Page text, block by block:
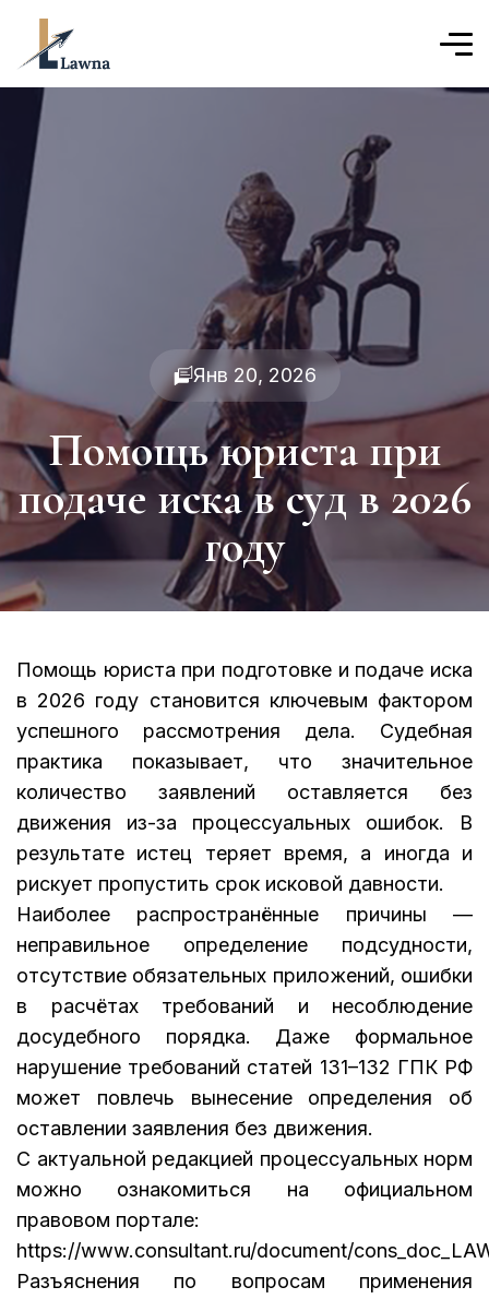
Янв 20, 2026
Помощь юриста при
подаче иска в суд в 2026
году
Помощь юриста при подготовке и подаче иска
в 2026 году становится ключевым фактором
успешного рассмотрения дела. Судебная
практика показывает, что значительное
количество заявлений оставляется без
движения из-за процессуальных ошибок. В
результате истец теряет время, а иногда и
рискует пропустить срок исковой давности.
Наиболее распространённые причины —
неправильное определение подсудности,
отсутствие обязательных приложений, ошибки
в расчётах требований и несоблюдение
досудебного порядка. Даже формальное
нарушение требований статей 131–132 ГПК РФ
может повлечь вынесение определения об
оставлении заявления без движения.
С актуальной редакцией процессуальных норм
можно ознакомиться на официальном
правовом портале:
https://www.consultant.ru/document/
Разъяснения по вопросам применения